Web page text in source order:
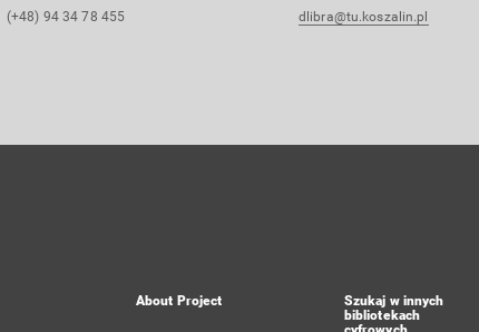
(+48) 94 34 78 455 dlibra@tu.koszalin.pl
About Project
Szukaj w innych
bibliotekach